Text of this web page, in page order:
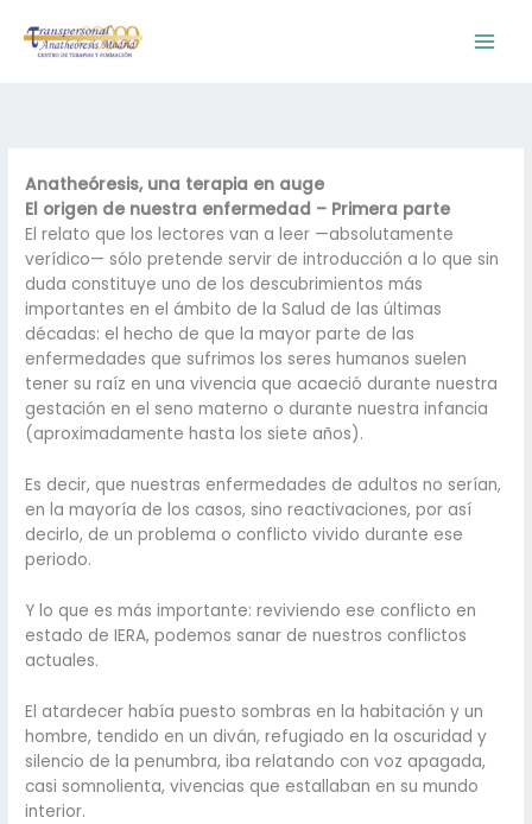
contenido
Anatheóresis, una terapia en auge
El origen de nuestra enfermedad – Primera parte
El relato que los lectores van a leer —absolutamente
verídico— sólo pretende servir de introducción a lo que sin
duda constituye uno de los descubrimientos más
importantes en el ámbito de la Salud de las últimas
décadas: el hecho de que la mayor parte de las
enfermedades que sufrimos los seres humanos suelen
tener su raíz en una vivencia que acaeció durante nuestra
gestación en el seno materno o durante nuestra infancia
(aproximadamente hasta los siete años).
Es decir, que nuestras enfermedades de adultos no serían,
en la mayoría de los casos, sino reactivaciones, por así
decirlo, de un problema o conflicto vivido durante ese
periodo.
Y lo que es más importante: reviviendo ese conflicto en
estado de IERA, podemos sanar de nuestros conflictos
actuales.
El atardecer había puesto sombras en la habitación y un
hombre, tendido en un diván, refugiado en la oscuridad y
silencio de la penumbra, iba relatando con voz apagada,
casi somnolienta, vivencias que estallaban en su mundo
interior.